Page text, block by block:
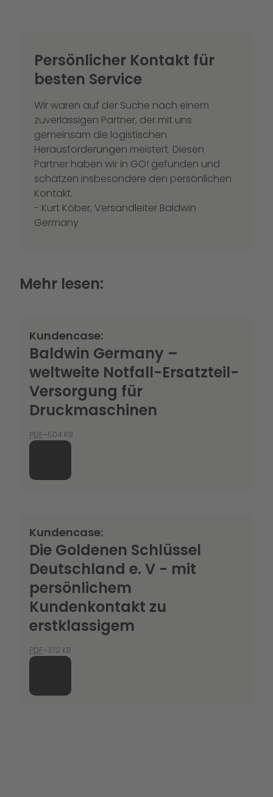
Persönlicher Kontakt für
besten Service
Wir waren auf der Suche nach einem
zuverlässigen Partner, der mit uns
gemeinsam die logistischen
Herausforderungen meistert. Diesen
Partner haben wir in GO! gefunden und
schätzen insbesondere den persönlichen
Kontakt.
- Kurt Köber, Versandleiter Baldwin
Germany
Mehr lesen:
Kundencase:
Baldwin Germany –
weltweite Notfall-Ersatzteil-
Versorgung für
Druckmaschinen
PDF–504 KB
Kundencase:
Die Goldenen Schlüssel
Deutschland e. V - mit
persönlichem
Kundenkontakt zu
erstklassigem
PDF–372 KB